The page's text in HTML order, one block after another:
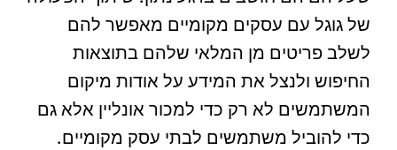
של גוגל עם עסקים מקומיים מאפשר להם
לשלב פריטים מן המלאי שלהם בתוצאות
החיפוש ולנצל את המידע על אודות מיקום
המשתמשים לא רק כדי למכור אונליין אלא גם
כדי להוביל משתמשים לבתי עסק מקומיים.